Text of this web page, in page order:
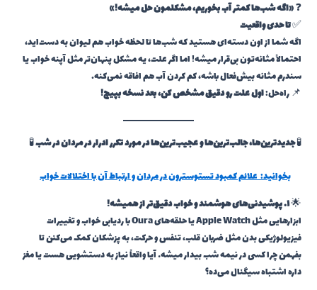
❓«اگه شب‌ها کمتر آب بخوریم، مشکلمون حل میشه!»
✅تا حدی واقعیت
اگه شما از اون دسته‌ای هستید که شب‌ها تا لحظه خواب هم لیوان به دست‌اید،
احتمالاً مثانه‌تون بی‌قرار میشه! اما اگر علت، یه مشکل پنهان‌تر مثل آپنه خواب یا
سندرم مثانه بیش‌فعال باشه، کم کردن آب هم افاقه نمی‌کنه.
📌 راه‌حل:اول علت رو دقیق مشخص کن، بعد نسخه بپیچ!
🧪جدیدترین‌ها، جالب‌ترین‌ها و عجیب‌ترین‌ها در مورد تکرر ادرار در مردان در شب🧪
بخوانید:علائم کمبود تستوسترون در مردان و ارتباط آن با اختلالات خواب
🌟۱. پوشیدنی‌های هوشمند و خواب دقیق‌تر از همیشه!
ابزارهایی مثل Apple Watch یا حلقه‌های Oura با ردیابی خواب و تغییرات
فیزیولوژیکی بدن مثل ضربان قلب، تنفس و حرکت، به پزشکان کمک می‌کنن تا
بفهمن چرا کسی در نیمه شب بیدار میشه… آیا واقعاً نیاز به دستشویی هست یا مغز
داره اشتباه سیگنال می‌ده؟